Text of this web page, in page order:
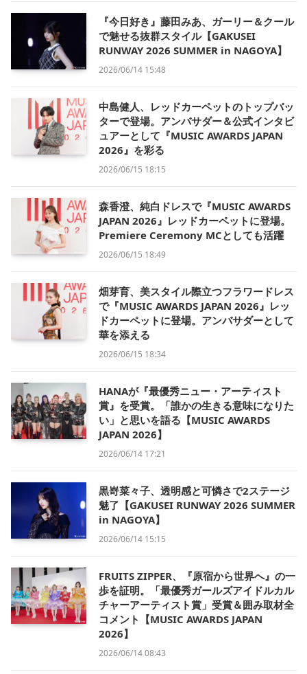
『今日好き』藤田みあ、ガーリー＆クール
で魅せる抜群スタイル【GAKUSEI
RUNWAY 2026 SUMMER in NAGOYA】
2026/06/14 15:48
中島健人、レッドカーペットのトップバッ
ターで登場。アンバサダー＆公式インタビ
ュアーとして『MUSIC AWARDS JAPAN
2026』を彩る
2026/06/15 18:15
森香澄、純白ドレスで『MUSIC AWARDS
JAPAN 2026』レッドカーペットに登場。
Premiere Ceremony MCとしても活躍
2026/06/15 18:49
畑芽育、美スタイル際立つフラワードレス
で『MUSIC AWARDS JAPAN 2026』レッ
ドカーペットに登場。アンバサダーとして
華を添える
2026/06/15 18:34
HANAが『最優秀ニュー・アーティスト
賞』を受賞。「誰かの生きる意味になりた
い」と思いを語る【MUSIC AWARDS
JAPAN 2026】
2026/06/14 17:21
黒嵜菜々子、透明感と可憐さで2ステージ
魅了【GAKUSEI RUNWAY 2026 SUMMER
in NAGOYA】
2026/06/14 15:15
FRUITS ZIPPER、『原宿から世界へ』の一
歩を証明。「最優秀ガールズアイドルカル
チャーアーティスト賞」受賞＆囲み取材全
コメント【MUSIC AWARDS JAPAN
2026】
2026/06/14 08:43